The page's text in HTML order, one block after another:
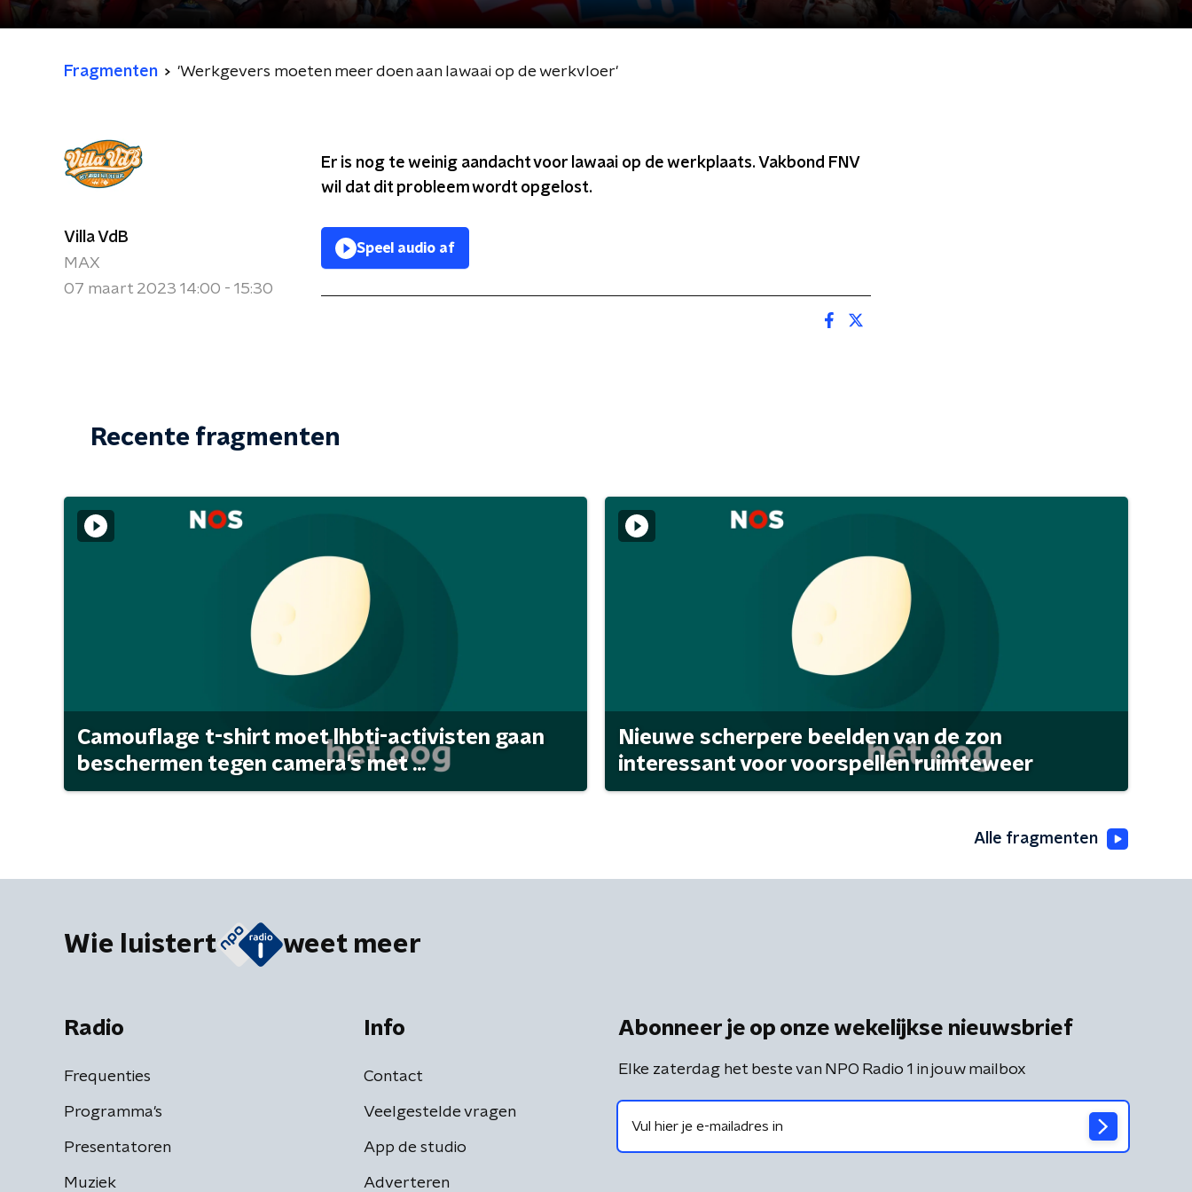
Fragmenten 'Werkgevers moeten meer doen aan lawaai op de werkvloer'
Villa VdB
MAX
07 maart 2023 14:00 - 15:30
Er is nog te weinig aandacht voor lawaai op de werkplaats. Vakbond FNV
wil dat dit probleem wordt opgelost.
Speel audio af
Recente fragmenten
Camouflage t-shirt moet lhbti-activisten gaan
beschermen tegen camera's met ...
Nieuwe scherpere beelden van de zon
interessant voor voorspellen ruimteweer
Alle fragmenten
Wie luistert weet meer
Radio
Frequenties
Programma's
Presentatoren
Muziek
Info
Contact
Veelgestelde vragen
App de studio
Adverteren
Abonneer je op onze wekelijkse nieuwsbrief
Elke zaterdag het beste van NPO Radio 1 in jouw mailbox